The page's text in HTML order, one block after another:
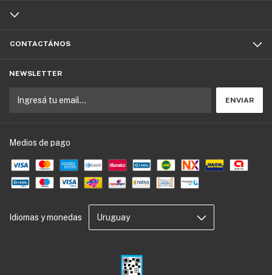
CONTACTÁNOS
NEWSLETTER
Medios de pago
Idiomas y monedas